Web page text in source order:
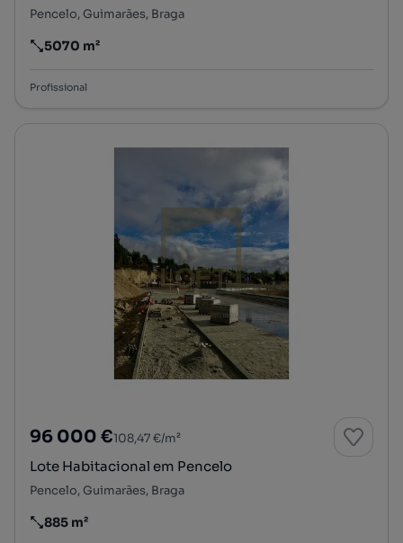
Pencelo, Guimarães, Braga
Preço por metro quadrado
5070 m²
Profissional
96 000 €108,47 €/m²
Lote Habitacional em Pencelo
Pencelo, Guimarães, Braga
Preço por metro quadrado
885 m²